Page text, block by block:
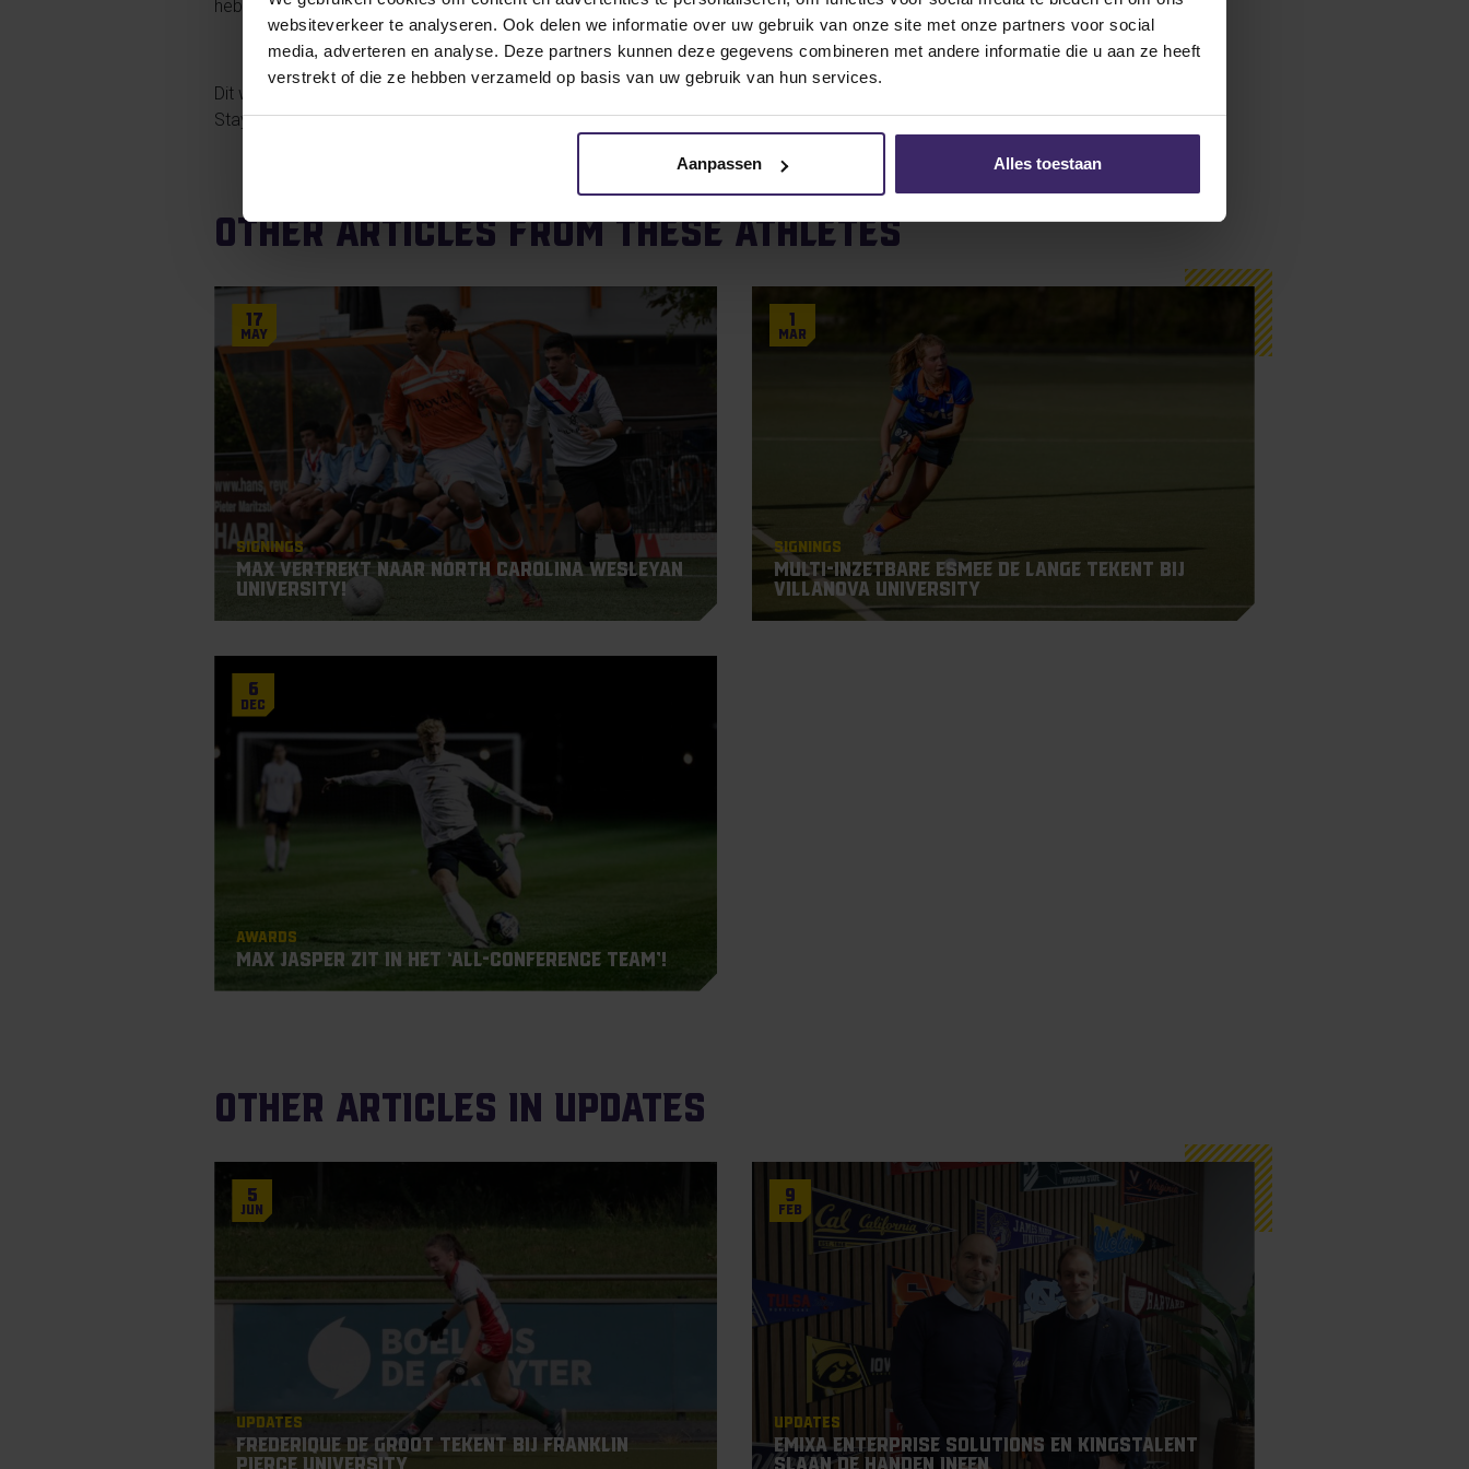
websiteverkeer te analyseren. Ook delen we informatie over uw gebruik van onze site met onze partners voor social
media, adverteren en analyse. Deze partners kunnen deze gegevens combineren met andere informatie die u aan ze heeft
verstrekt of die ze hebben verzameld op basis van uw gebruik van hun services.
Aanpassen Alles toestaan
hebben evenveel punten (15 punten) als Northeastern State. Ga zo door, Luc en houd de derde plek vast!
Dit waren de hoogtepunten van afgelopen weekend, aanstaande vrijdag komt er weer een weekly update op de website.
Stay tuned!
Other articles from these athletes
17
May
Signings
Max vertrekt naar North Carolina Wesleyan
University!
1
Mar
Signings
Multi-inzetbare Esmee de Lange tekent bij
Villanova University
6
Dec
Awards
Max Jasper zit in het ‘All-Conference Team’!
Other articles in Updates
5
Jun
Updates
Frederique De Groot tekent bij Franklin
Pierce University
9
Feb
Updates
Emixa Enterprise Solutions en KingsTalent
slaan de handen ineen